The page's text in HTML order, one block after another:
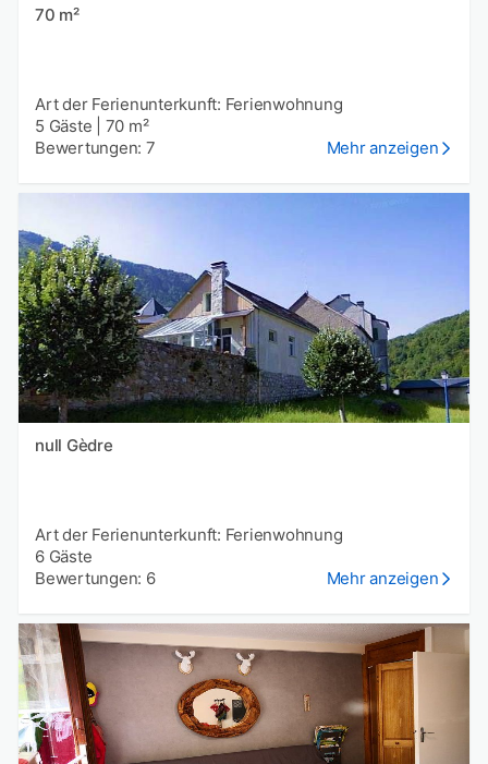
70 m²
Art der Ferienunterkunft: Ferienwohnung
5 Gäste
70 m²
Bewertungen: 7
Mehr anzeigen
null Gèdre
Art der Ferienunterkunft: Ferienwohnung
6 Gäste
Bewertungen: 6
Mehr anzeigen